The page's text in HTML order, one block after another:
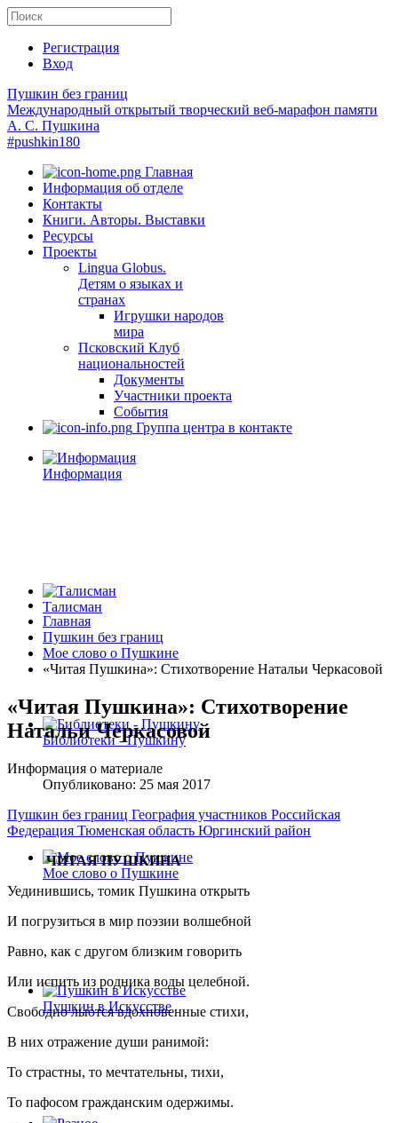
Регистрация
Вход
Пушкин без границ
Международный открытый творческий веб-марафон памяти
А. С. Пушкина
#pushkin180
Главная
Информация об отделе
Контакты
Книги. Авторы. Выставки
Ресурсы
Проекты
Lingua Globus.
Детям о языках и
странах
Игрушки народов
мира
Псковский Клуб
национальностей
Документы
Участники проекта
События
Группа центра в контакте
Информация
Талисман
Библиотеки - Пушкину
Мое слово о Пушкине
Пушкин в Искусстве
Главная
Пушкин без границ
Мое слово о Пушкине
«Читая Пушкина»: Стихотворение Натальи Черкасовой
«Читая Пушкина»: Стихотворение
Натальи Черкасовой
Информация о материале
Опубликовано: 25 мая 2017
Пушкин без границ География участников Российская
Федерация Тюменская область Юргинский район
ЧИТАЯ ПУШКИНА
Уединившись, томик Пушкина открыть
И погрузиться в мир поэзии волшебной
Равно, как с другом близким говорить
Или испить из родника воды целебной.
Свободно льются вдохновенные стихи,
В них отражение души ранимой:
То страстны, то мечтательны, тихи,
То пафосом гражданским одержимы.